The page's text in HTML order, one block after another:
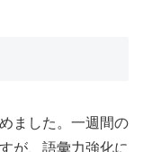
ました。一週間の
が、語彙力強化に